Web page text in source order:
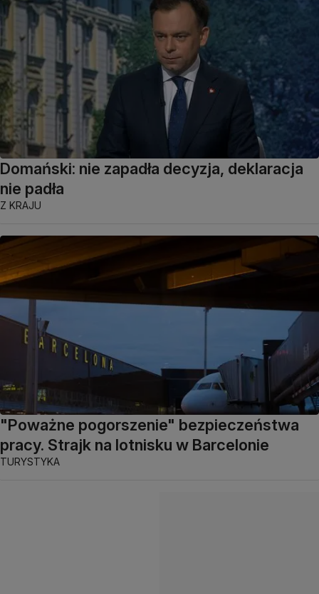
Domański: nie zapadła decyzja, deklaracja
nie padła
Z KRAJU
"Poważne pogorszenie" bezpieczeństwa
pracy. Strajk na lotnisku w Barcelonie
TURYSTYKA